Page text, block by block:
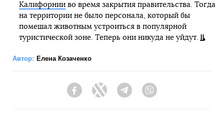
Калифорнииво время закрытия правительства. Тогда
на территории не было персонала, который бы
помешал животным устроиться в популярной
туристической зоне. Теперь они никуда не уйдут.
Автор: Елена Козаченко
FacebookTwitter Telegram